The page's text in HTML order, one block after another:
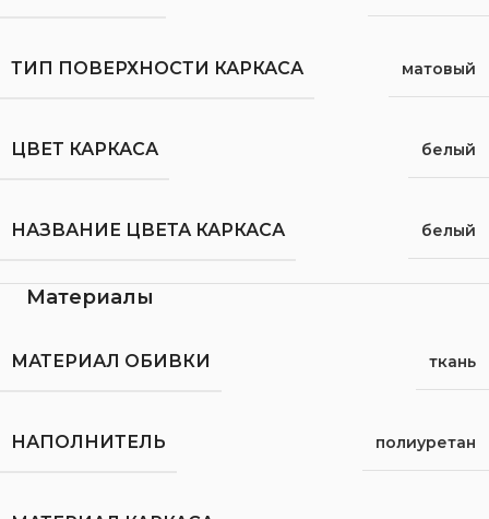
ТИП ПОВЕРХНОСТИ КАРКАСА матовый
ЦВЕТ КАРКАСА белый
НАЗВАНИЕ ЦВЕТА КАРКАСА белый
Материалы
МАТЕРИАЛ ОБИВКИ ткань
НАПОЛНИТЕЛЬ полиуретан